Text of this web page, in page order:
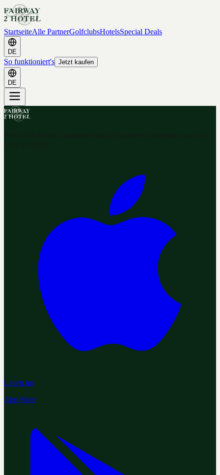
StartseiteAlle PartnerGolfclubsHotelsSpecial Deals
DE
So funktioniert's Jetzt kaufen
DE
Laden im
App Store